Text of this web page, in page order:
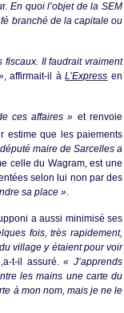
En quoi l’objet de la SEM
branché de la capitale ou
fiscaux. Il faudrait vraiment
, affirmait-il àL’Express en
ces affaires » et renvoie
estime que les paiements
maire de Sarcelles a
celle du Wagram, est une
selon lui non par des
sa place ».
a aussi minimisé ses
fois, très rapidement,
village y étaient pour voir
,a-t-il assuré.« J’apprends
les mains une carte du
à mon nom, mais je ne le